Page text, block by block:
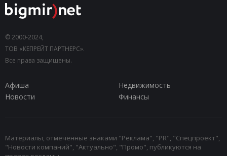
© 2000-2024,
ТОВ «КЕПРЕЙТ ПАРТНЕРС».
Все права защищены.
Афиша
Недвижимость
Новости
Финансы
Материалы, отмеченные знаками "Реклама", "PR", "Спецпроект",
"Новости компаний", "Актуально", "Промо", публикуются на